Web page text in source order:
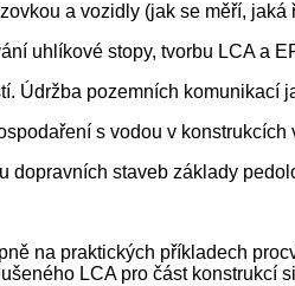
a vozidly (jak se měří,
uhlíkové stopy, tvorbu LCA a
Údržba pozemních komunikací
s vodou v
dopravních staveb základy
na praktických příkladech
LCA pro část konstrukcí